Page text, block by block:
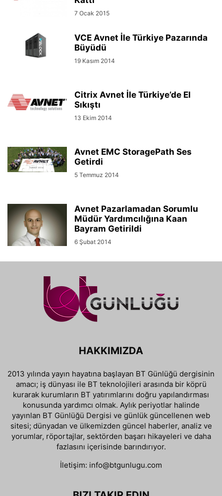
7 Ocak 2015
VCE Avnet İle Türkiye Pazarında
Büyüdü
19 Kasım 2014
Citrix Avnet İle Türkiye’de El
Sıkıştı
13 Ekim 2014
Avnet EMC StoragePath Ses
Getirdi
5 Temmuz 2014
Avnet Pazarlamadan Sorumlu
Müdür Yardımcılığına Kaan
Bayram Getirildi
6 Şubat 2014
HAKKIMIZDA
2013 yılında yayın hayatına başlayan BT Günlüğü dergisinin
amacı; iş dünyası ile BT teknolojileri arasında bir köprü
kurarak kurumların BT yatırımlarını doğru yapılandırması
konusunda yardımcı olmak. Aylık periyotlar halinde
yayınlan BT Günlüğü Dergisi ve günlük güncellenen web
sitesi; dünyadan ve ülkemizden güncel haberler, analiz ve
yorumlar, röportajlar, sektörden başarı hikayeleri ve daha
fazlasını içerisinde barındırıyor.
İletişim: info@btgunlugu.com